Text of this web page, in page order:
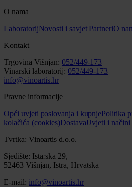
O nama
LaboratorijNovosti i savjetiPartneriO
Kontakt
Trgovina Višnjan: 052/449-173
Vinarski laboratorij: 052/449-173
info@vinoartis.hr
Pravne informacije
Opći uvjeti poslovanja i kupnjePolitika
kolačića (cookies)DostavaUvjeti i načini
Tvrtka: Vinoartis d.o.o.
Sjedište: Istarska 29,
52463 Višnjan, Istra, Hrvatska
E-mail: info@vinoartis.hr